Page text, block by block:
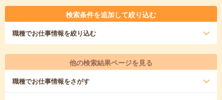
検索条件を追加して絞り込む
職種でお仕事情報を絞り込む
他の検索結果ページを見る
職種でお仕事情報をさがす